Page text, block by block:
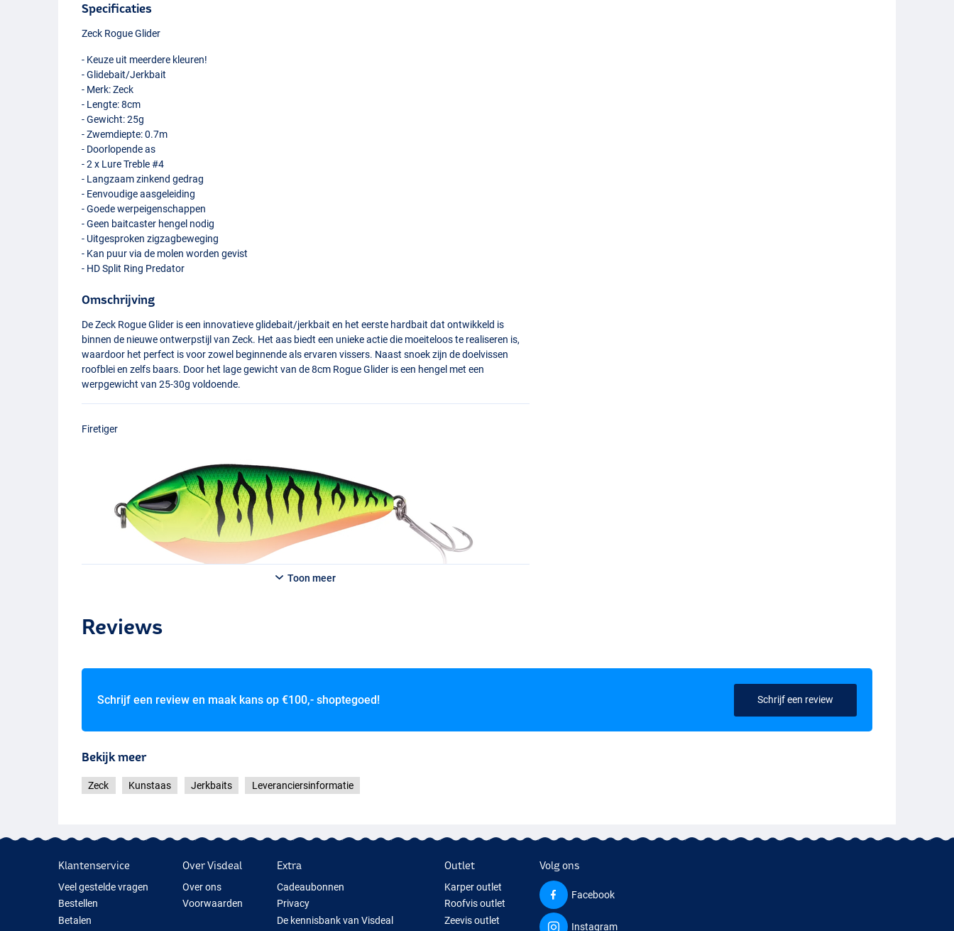
Specificaties
Zeck Rogue Glider
- Keuze uit meerdere kleuren!
- Glidebait/Jerkbait
- Merk: Zeck
- Lengte: 8cm
- Gewicht: 25g
- Zwemdiepte: 0.7m
- Doorlopende as
- 2 x Lure Treble #4
- Langzaam zinkend gedrag
- Eenvoudige aasgeleiding
- Goede werpeigenschappen
- Geen baitcaster hengel nodig
- Uitgesproken zigzagbeweging
- Kan puur via de molen worden gevist
- HD Split Ring Predator
Omschrijving
De Zeck Rogue Glider is een innovatieve glidebait/jerkbait en het eerste hardbait dat ontwikkeld is
binnen de nieuwe ontwerpstijl van Zeck. Het aas biedt een unieke actie die moeiteloos te realiseren is,
waardoor het perfect is voor zowel beginnende als ervaren vissers. Naast snoek zijn de doelvissen
roofblei en zelfs baars. Door het lage gewicht van de 8cm Rogue Glider is een hengel met een
werpgewicht van 25-30g voldoende.
Firetiger
Toon meer
Reviews
Schrijf een review en maak kans op €100,- shoptegoed! Schrijf een review
Bekijk meer
Zeck Kunstaas Jerkbaits Leveranciersinformatie
Klantenservice
Veel gestelde vragen
Bestellen
Betalen
Over Visdeal
Over ons
Voorwaarden
Extra
Cadeaubonnen
Privacy
De kennisbank van Visdeal
Outlet
Karper outlet
Roofvis outlet
Zeevis outlet
Volg ons
Facebook
Instagram